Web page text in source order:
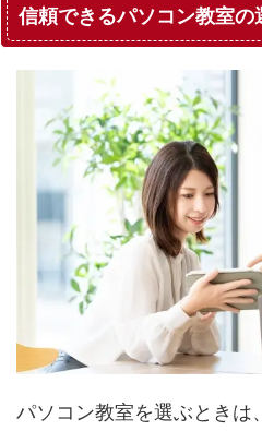
信頼できるパソコン教室の
パソコン教室を選ぶときは